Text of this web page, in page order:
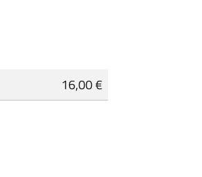
16,00 €